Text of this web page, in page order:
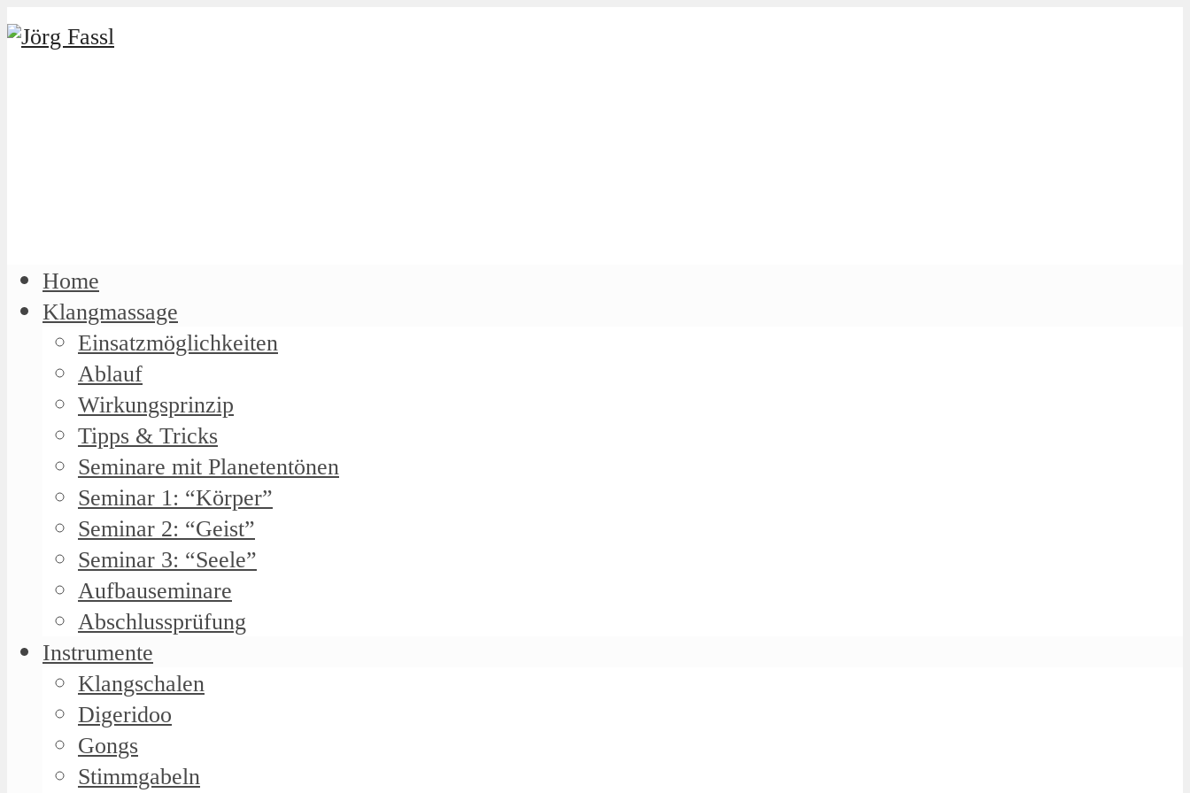
Home
Klangmassage
Einsatzmöglichkeiten
Ablauf
Wirkungsprinzip
Tipps & Tricks
Seminare mit Planetentönen
Seminar 1: “Körper”
Seminar 2: “Geist”
Seminar 3: “Seele”
Aufbauseminare
Abschlussprüfung
Instrumente
Klangschalen
Digeridoo
Gongs
Stimmgabeln